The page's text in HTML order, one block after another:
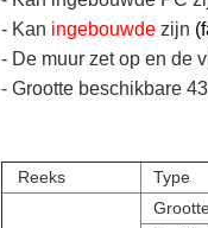
- Kan ingebouwde zijn
- De muur zet op en de
- Grootte beschikbare
Reeks Type